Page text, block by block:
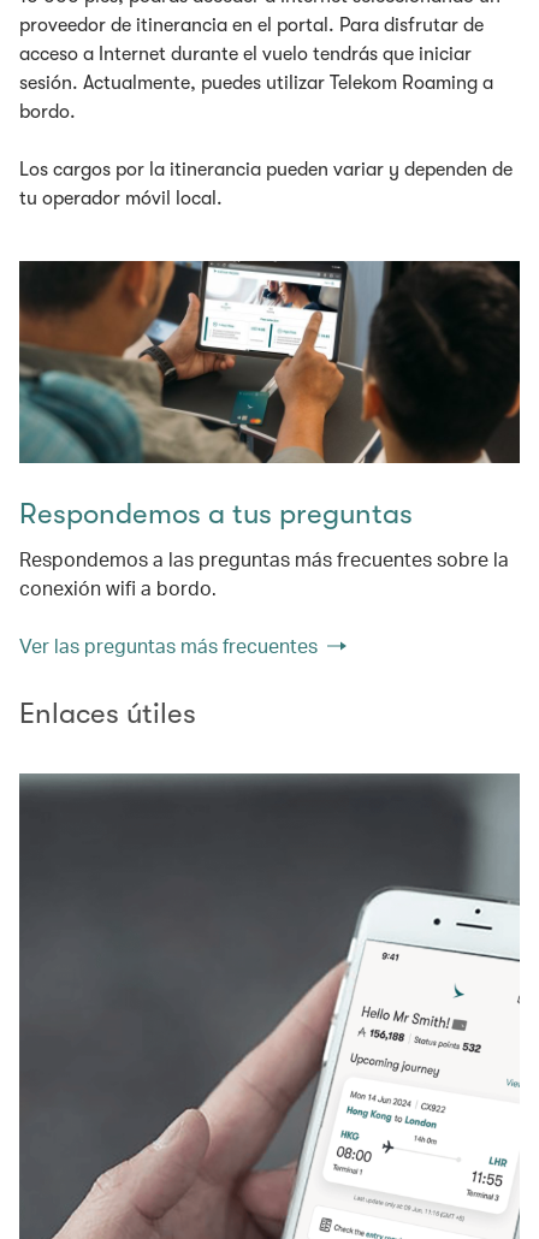
proveedor de itinerancia en el portal. Para disfrutar de
acceso a Internet durante el vuelo tendrás que iniciar
sesión. Actualmente, puedes utilizar Telekom Roaming a
bordo.
Los cargos por la itinerancia pueden variar y dependen de
tu operador móvil local.
Respondemos a tus preguntas
Respondemos a las preguntas más frecuentes sobre la
conexión wifi a bordo.
Ver las preguntas más frecuentes
Enlaces útiles